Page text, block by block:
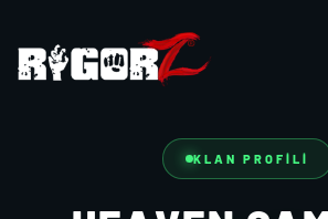
KLAN PROFILI